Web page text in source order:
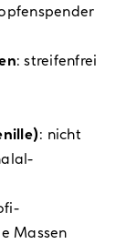
: streifenfrei
: nicht
Massen